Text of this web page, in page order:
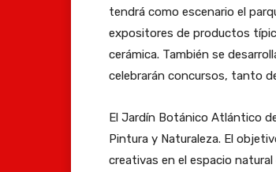
ó
n
a
c
g
e
e
l
ó
g
i
a
d
e
a
g
u
e
o
d
e
o
A
t
l
n
t
i
o
y
a
t
h
e
m
tendrá como escenario el
expositores de productos
cerámica. También se
celebrarán concursos, tanto
El Jardín Botánico Atlántico
Pintura y Naturaleza. El
creativas en el espacio